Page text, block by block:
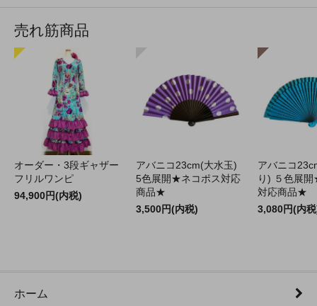
売れ筋商品
オーダー・3段ギャザー
フリルワンピ
94,900円(内税)
アバニコ23cm(大水玉)
5色展開★ネコポス対応
商品★
3,500円(内税)
アバニコ
り) ５色展
対応商品★
3,080円(内
ホーム